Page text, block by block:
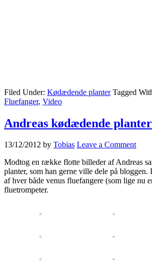
Filed Under: Kødædende planter Tagged
Fluefanger, Video
Andreas kødædende planter
13/12/2012 by Tobias Leave a Comment
Modtog en række flotte billeder af Andreas
planter, som han gerne ville dele på bloggen.
af hver både venus fluefangere (som lige nu
fluetrompeter.